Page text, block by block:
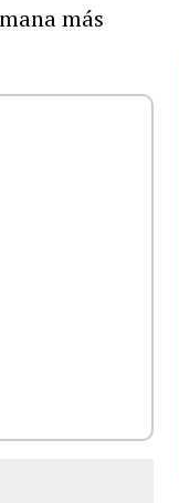
más